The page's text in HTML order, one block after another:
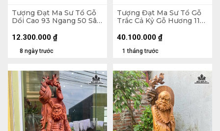
Tượng Đạt Ma Sư Tổ Gỗ
Dổi Cao 93 Ngang 50 Sâu
8 ngày trước
12.300.000 ₫
Tượng Đạt Ma Sư Tổ Gỗ
Trắc Cả Kỷ Gỗ Hương 116
Không Kỷ 103
1 tháng trước
40.100.000 ₫